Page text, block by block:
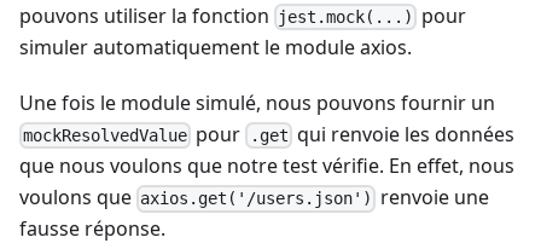
pouvons utiliser la fonction
jest.mock(...)
pour
simuler automatiquement le module axios.
Une fois le module simulé, nous pouvons fournir un
mockResolvedValue pour .get qui renvoie les données
que nous voulons que notre test vérifie. En effet, nous
voulons que axios.get('/users.json')
renvoie une
fausse réponse.